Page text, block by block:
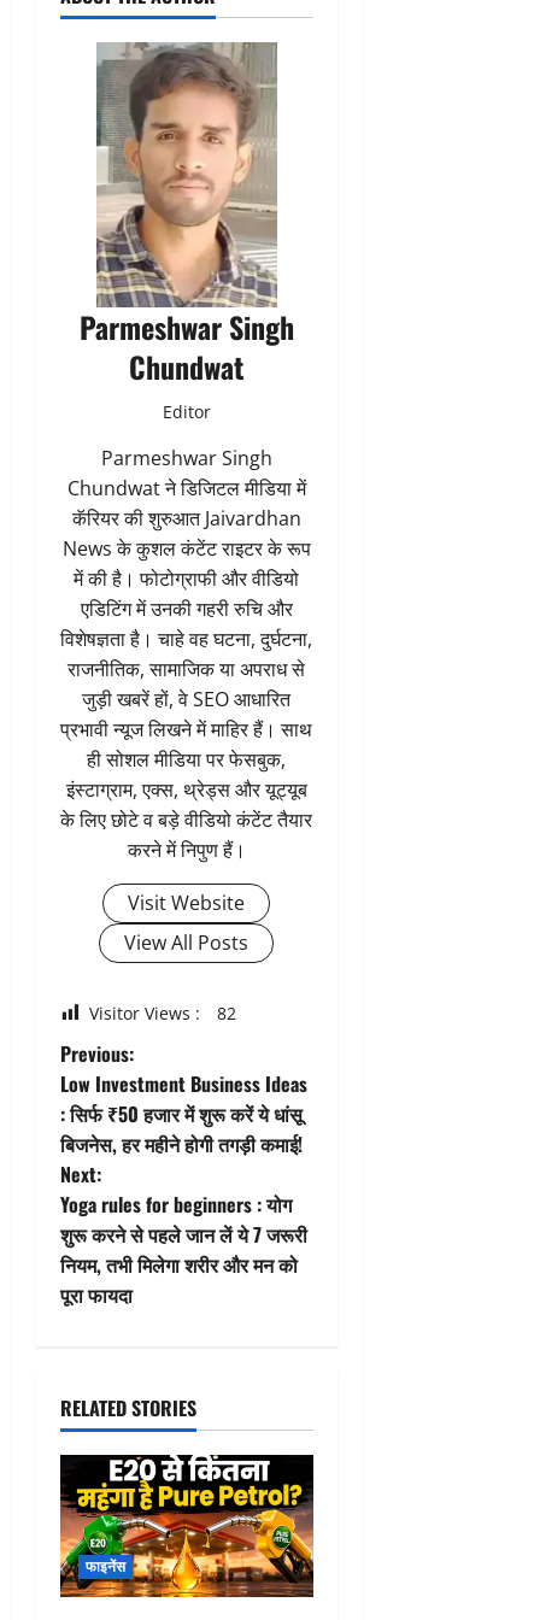
Parmeshwar Singh
Chundwat
Editor
Parmeshwar Singh
Chundwat ने डिजिटल मीडिया में
कॅरियर की शुरुआत Jaivardhan
News के कुशल कंटेंट राइटर के रूप
में की है। फोटोग्राफी और वीडियो
एडिटिंग में उनकी गहरी रुचि और
विशेषज्ञता है। चाहे वह घटना, दुर्घटना,
राजनीतिक, सामाजिक या अपराध से
जुड़ी खबरें हों, वे SEO आधारित
प्रभावी न्यूज लिखने में माहिर हैं। साथ
ही सोशल मीडिया पर फेसबुक,
इंस्टाग्राम, एक्स, थ्रेड्स और यूट्यूब
के लिए छोटे व बड़े वीडियो कंटेंट तैयार
करने में निपुण हैं।
Visit Website
View All Posts
Visitor Views : 82
P
o
s
t
n
a
i
g
a
t
Previous:
Low Investment Business Ideas
: सिर्फ ₹50 हजार में शुरू करें ये धांसू
बिजनेस, हर महीने होगी तगड़ी कमाई!
Next:
Yoga rules for beginners : योग
शुरू करने से पहले जान लें ये 7 जरूरी
नियम, तभी मिलेगा शरीर और मन को
पूरा फायदा
RELATED STORIES
फाइनेंस